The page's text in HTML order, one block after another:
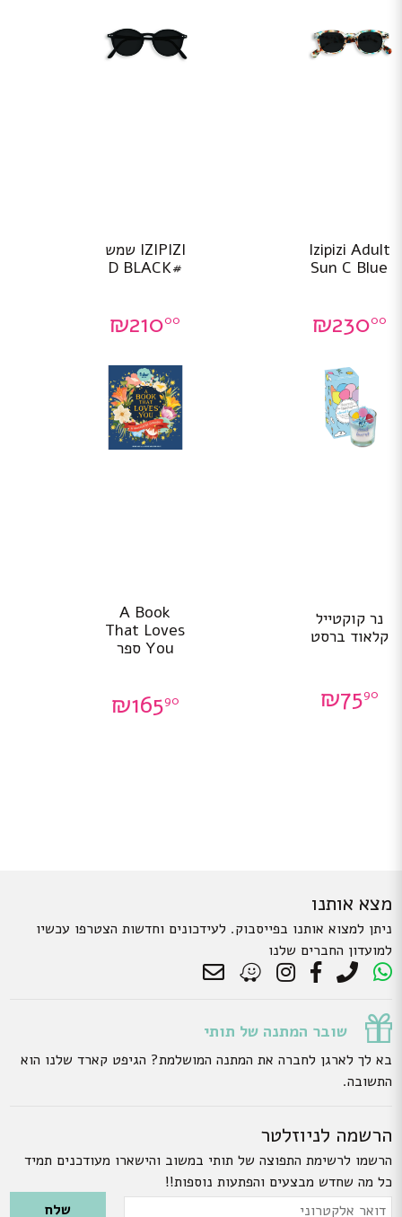
Izipizi Adult
Sun C Blue
₪23000
IZIPIZI שמש
#D BLACK
₪21000
נר קוקטייל
קלאוד ברסט
₪7590
A Book
That Loves
You ספר
₪16590
מצא אותנו
ניתן למצוא אותנו בפייסבוק. לעידכונים וחדשות הצטרפו עכשיו
למועדון החברים שלנו
שובר המתנה של תותי
בא לך לארגן לחברה את המתנה המושלמת? הגיפט קארד שלנו הוא
התשובה.
הרשמה לניוזלטר
הרשמו לרשימת התפוצה של תותי במשוב והישארו מעודכנים תמיד
כל מה שחדש מבצעים והפתעות נוספות!!